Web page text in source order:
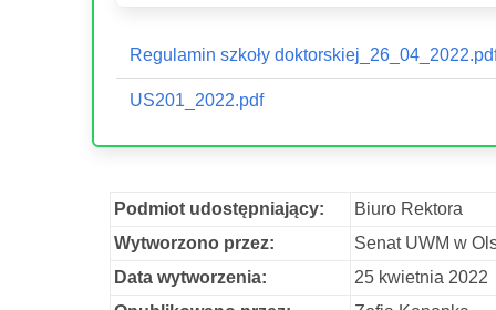
Regulamin szkoły
US201_2022.pdf
Podmiot udostępniający:
Biuro Rektora
Wytworzono przez:
Senat UWM w
Data wytworzenia:
25 kwietnia 2022